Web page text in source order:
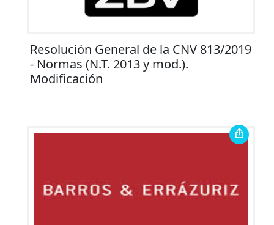
Resolución General de la CNV 813/2019
- Normas (N.T. 2013 y mod.).
Modificación